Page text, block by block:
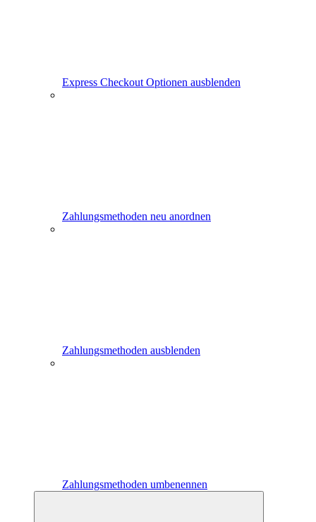
Express Checkout Optionen ausblenden
Zahlungsmethoden neu anordnen
Zahlungsmethoden ausblenden
Zahlungsmethoden umbenennen